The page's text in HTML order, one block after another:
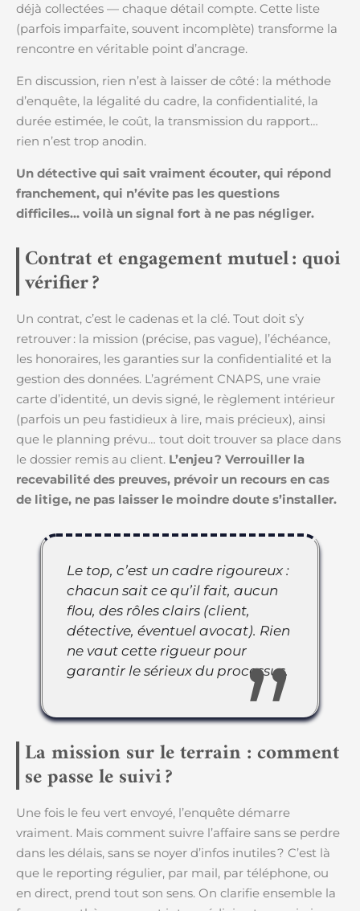
déjà collectées — chaque détail compte. Cette liste
(parfois imparfaite, souvent incomplète) transforme la
rencontre en véritable point d’ancrage.
En discussion, rien n’est à laisser de côté : la méthode
d’enquête, la légalité du cadre, la confidentialité, la
durée estimée, le coût, la transmission du rapport…
rien n’est trop anodin.
Un détective qui sait vraiment écouter, qui répond
franchement, qui n’évite pas les questions
difficiles… voilà un signal fort à ne pas négliger.
Contrat et engagement mutuel : quoi
vérifier ?
Un contrat, c’est le cadenas et la clé. Tout doit s’y
retrouver : la mission (précise, pas vague), l’échéance,
les honoraires, les garanties sur la confidentialité et la
gestion des données. L’agrément CNAPS, une vraie
carte d’identité, un devis signé, le règlement intérieur
(parfois un peu fastidieux à lire, mais précieux), ainsi
que le planning prévu… tout doit trouver sa place dans
le dossier remis au client. L’enjeu ? Verrouiller la
recevabilité des preuves, prévoir un recours en cas
de litige, ne pas laisser le moindre doute s’installer.
Le top, c’est un cadre rigoureux :
chacun sait ce qu’il fait, aucun
flou, des rôles clairs (client,
détective, éventuel avocat). Rien
ne vaut cette rigueur pour
garantir le sérieux du processus.
La mission sur le terrain : comment
se passe le suivi ?
Une fois le feu vert envoyé, l’enquête démarre
vraiment. Mais comment suivre l’affaire sans se perdre
dans les délais, sans se noyer d’infos inutiles ? C’est là
que le reporting régulier, par mail, par téléphone, ou
en direct, prend tout son sens. On clarifie ensemble la